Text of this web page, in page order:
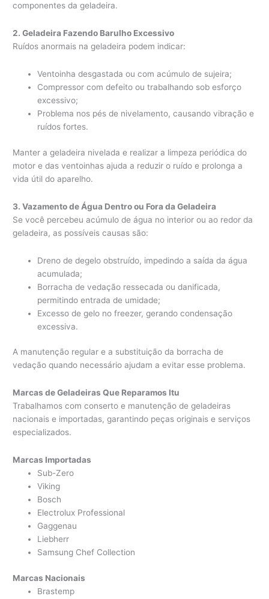
componentes da geladeira.
2. Geladeira Fazendo Barulho Excessivo
Ruídos anormais na geladeira podem indicar:
Ventoinha desgastada ou com acúmulo de sujeira;
Compressor com defeito ou trabalhando sob esforço
excessivo;
Problema nos pés de nivelamento, causando vibração e
ruídos fortes.
Manter a geladeira nivelada e realizar a limpeza periódica do
motor e das ventoinhas ajuda a reduzir o ruído e prolonga a
vida útil do aparelho.
3. Vazamento de Água Dentro ou Fora da Geladeira
Se você percebeu acúmulo de água no interior ou ao redor da
geladeira, as possíveis causas são:
Dreno de degelo obstruído, impedindo a saída da água
acumulada;
Borracha de vedação ressecada ou danificada,
permitindo entrada de umidade;
Excesso de gelo no freezer, gerando condensação
excessiva.
A manutenção regular e a substituição da borracha de
vedação quando necessário ajudam a evitar esse problema.
Marcas de Geladeiras Que Reparamos Itu
Trabalhamos com conserto e manutenção de geladeiras
nacionais e importadas, garantindo peças originais e serviços
especializados.
Marcas Importadas
Sub-Zero
Viking
Bosch
Electrolux Professional
Gaggenau
Liebherr
Samsung Chef Collection
Marcas Nacionais
Brastemp